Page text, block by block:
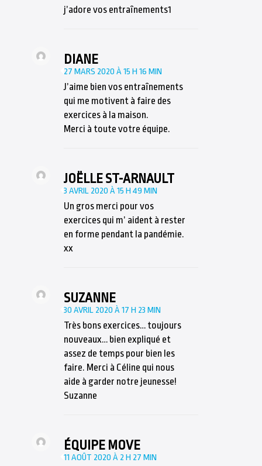
j’adore vos entraînements1
DIANE
27 MARS 2020 À 15 H 16 MIN
J’aime bien vos entraînements
qui me motivent à faire des
exercices à la maison.
Merci à toute votre équipe.
JOËLLE ST-ARNAULT
3 AVRIL 2020 À 15 H 49 MIN
Un gros merci pour vos
exercices qui m’ aident à rester
en forme pendant la pandémie.
xx
SUZANNE
30 AVRIL 2020 À 17 H 23 MIN
Très bons exercices… toujours
nouveaux… bien expliqué et
assez de temps pour bien les
faire. Merci à Céline qui nous
aide à garder notre jeunesse!
Suzanne
ÉQUIPE MOVE
11 AOÛT 2020 À 2 H 27 MIN